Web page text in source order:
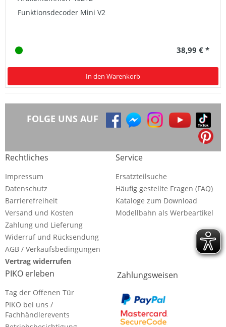
Funktionsdecoder Mini V2
38,99 € *
In den Warenkorb
FOLGE UNS AUF
Rechtliches
Impressum
Datenschutz
Barrierefreiheit
Versand und Kosten
Zahlung und Lieferung
Widerruf und Rücksendung
AGB / Verkaufsbedingungen
Vertrag widerrufen
Service
Ersatzteilsuche
Häufig gestellte Fragen (FAQ)
Kataloge zum Download
Modellbahn als Werbeartikel
PIKO erleben
Tag der Offenen Tür
PIKO bei uns /
Fachhändlerevents
Zahlungsweisen